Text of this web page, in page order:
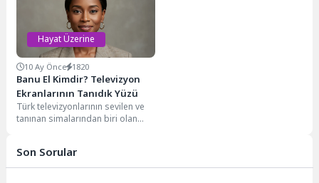
Hayat Üzerine
10 Ay Önce 1820
Banu El Kimdir? Televizyon
Ekranlarının Tanıdık Yüzü
Türk televizyonlarının sevilen ve
tanınan simalarından biri olan
Son Sorular